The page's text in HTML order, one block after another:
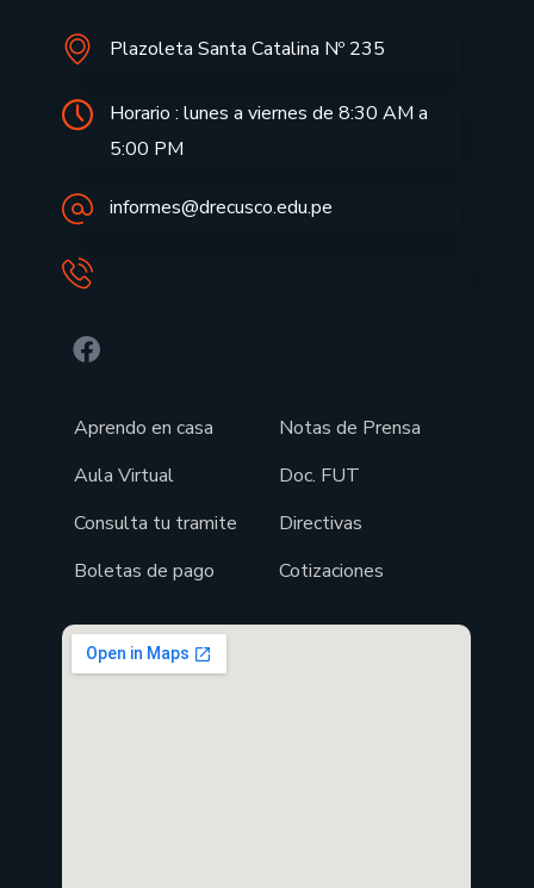
Plazoleta Santa Catalina Nº 235
Horario : lunes a viernes de 8:30 AM a
5:00 PM
informes@drecusco.edu.pe
Aprendo en casa
Aula Virtual
Consulta tu tramite
Boletas de pago
Notas de Prensa
Doc. FUT
Directivas
Cotizaciones